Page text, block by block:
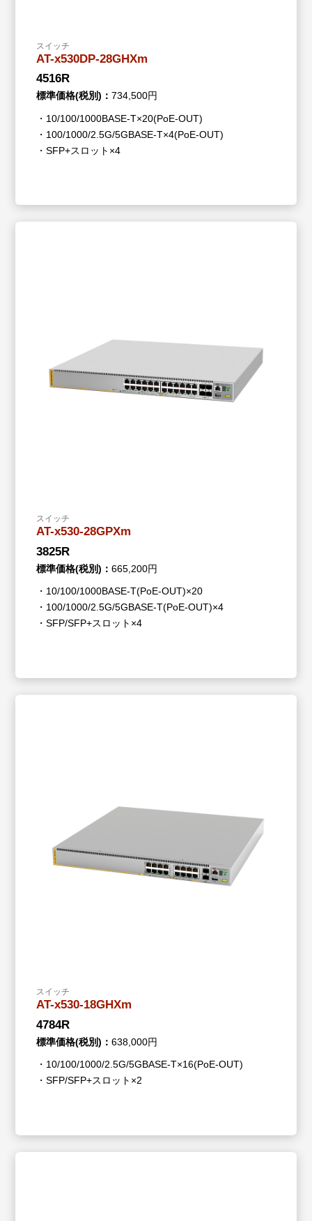
スイッチ
AT-x530DP-28GHXm
4516R
標準価格(税別)：734,500円
・10/100/1000BASE-T×20(PoE-OUT)
・100/1000/2.5G/5GBASE-T×4(PoE-OUT)
・SFP+スロット×4
スイッチ
AT-x530-28GPXm
3825R
標準価格(税別)：665,200円
・10/100/1000BASE-T(PoE-OUT)×20
・100/1000/2.5G/5GBASE-T(PoE-OUT)×4
・SFP/SFP+スロット×4
スイッチ
AT-x530-18GHXm
4784R
標準価格(税別)：638,000円
・10/100/1000/2.5G/5GBASE-T×16(PoE-OUT)
・SFP/SFP+スロット×2